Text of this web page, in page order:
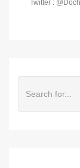
Twitter :